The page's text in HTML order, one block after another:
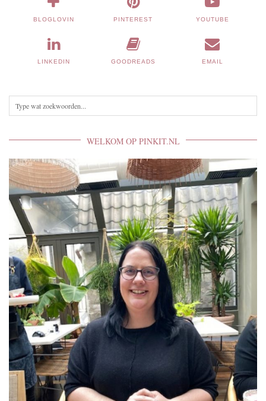
BLOGLOVIN PINTEREST YOUTUBE
LINKEDIN GOODREADS EMAIL
WELKOM OP PINKIT.NL